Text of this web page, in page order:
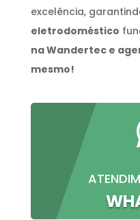
excelência,
eletrodoméstico
na Wandertec e
mesmo!